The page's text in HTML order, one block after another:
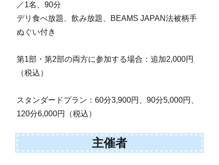
／1名、90分
デリ食べ放題、飲み放題、BEAMS JAPAN法被柄手
ぬぐい付き
第1部・第2部の両方に参加する場合：追加2,000円
（税込）
スタンダードプラン：60分3,900円、90分5,000円、
120分6,000円（税込）
主催者